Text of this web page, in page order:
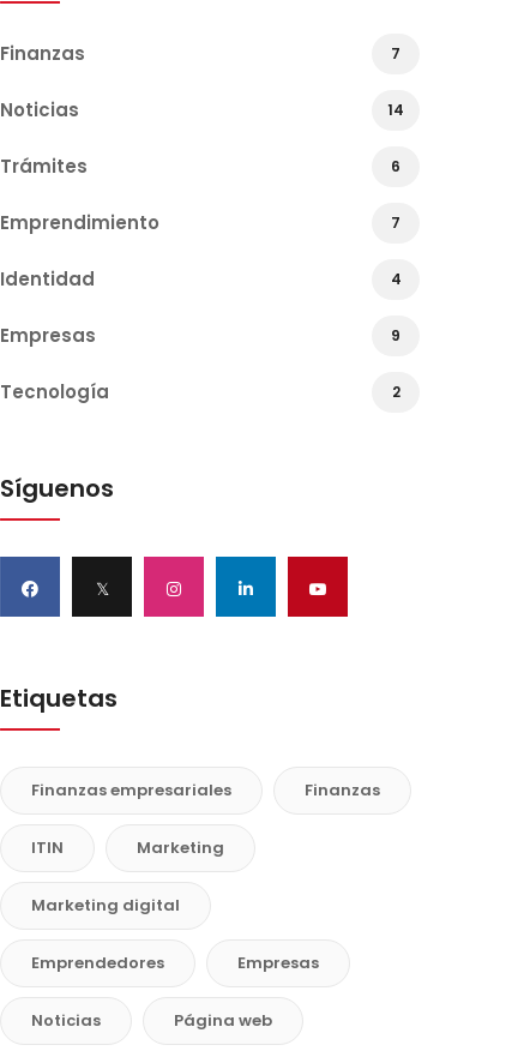
Finanzas 7
Noticias 14
Trámites 6
Emprendimiento 7
Identidad 4
Empresas 9
Tecnología 2
Síguenos
𝕏
Etiquetas
Finanzas empresariales Finanzas
ITIN Marketing
Marketing digital
Emprendedores Empresas
Noticias Página web